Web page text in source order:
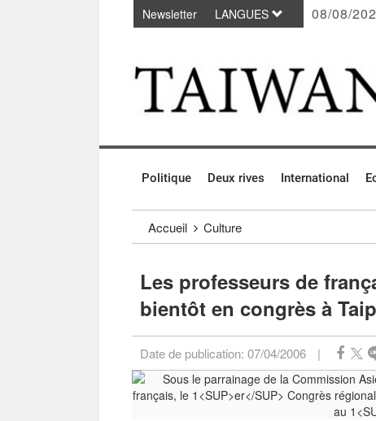
Passer au contenu principal
Newsletter LANGUES 08/08/
Politique Deux rives International
Accueil Culture
Les professeurs de
bientôt en congrès à
Date de publication: 07/04/2006 |